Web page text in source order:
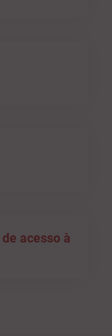
acesso à